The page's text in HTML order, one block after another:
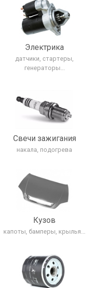
Электрика
датчики, стартеры,
генераторы...
Свечи зажигания
накала, подогрева
Кузов
капоты, бамперы, крылья...